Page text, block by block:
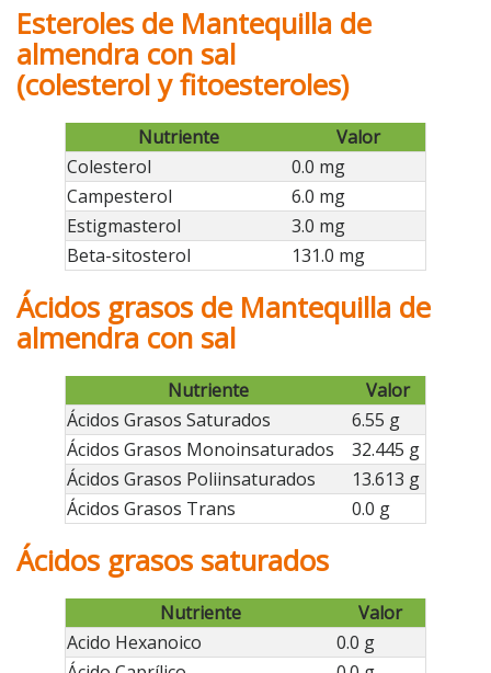
Esteroles de Mantequilla de
almendra con sal
(colesterol y fitoesteroles)
Nutriente
Valor
Colesterol
0.0 mg
Campesterol
6.0 mg
Estigmasterol
3.0 mg
Beta-sitosterol
131.0 mg
Ácidos grasos de Mantequilla de
almendra con sal
Nutriente
Valor
Ácidos Grasos Saturados
6.55 g
Ácidos Grasos Monoinsaturados
32.445 g
Ácidos Grasos Poliinsaturados
13.613 g
Ácidos Grasos Trans
0.0 g
Ácidos grasos saturados
Nutriente
Valor
Acido Hexanoico
0.0 g